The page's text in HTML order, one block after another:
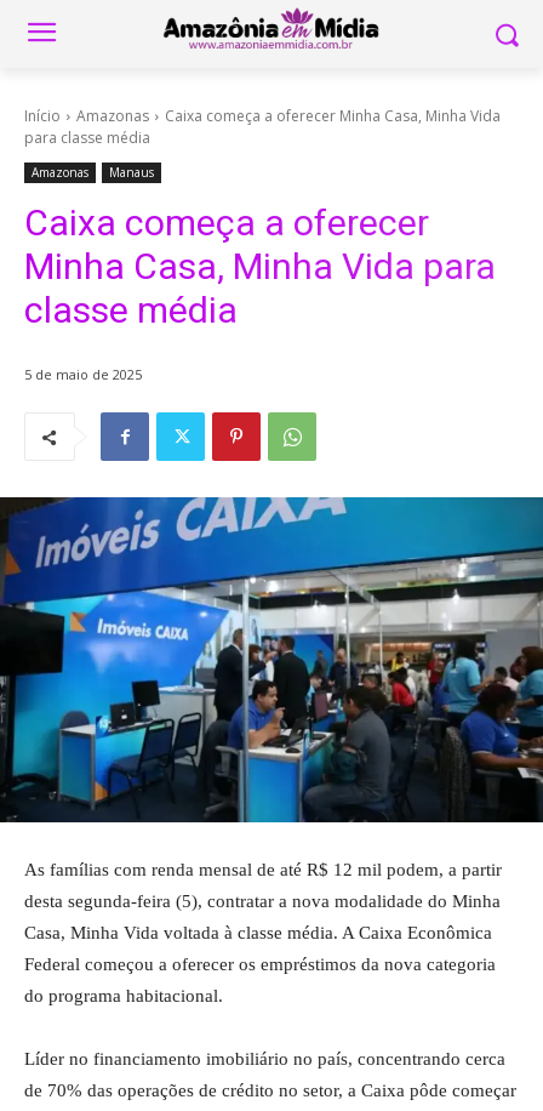
Início Amazonas
Caixa começa a oferecer Minha Casa, Minha Vida
para classe média
Amazonas Manaus
Caixa começa a oferecer
Minha Casa, Minha Vida para
classe média
5 de maio de 2025
As famílias com renda mensal de até R$ 12 mil podem, a partir
desta segunda-feira (5), contratar a nova modalidade do Minha
Casa, Minha Vida voltada à classe média. A Caixa Econômica
Federal começou a oferecer os empréstimos da nova categoria
do programa habitacional.
Líder no financiamento imobiliário no país, concentrando cerca
de 70% das operações de crédito no setor, a Caixa pôde começar